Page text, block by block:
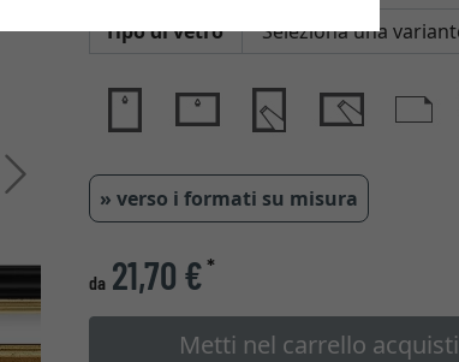
Avanti
Tipo di vetro
» verso i formati su misura
da 21,70 €*
Metti nel carrello acquisti